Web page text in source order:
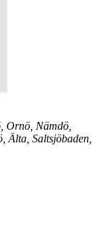
Ornö, Nämdö,
Älta, Saltsjöbaden,